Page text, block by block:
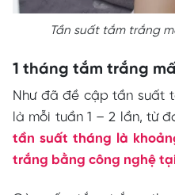
Tần suất tắm trắng
1 tháng tắm trắng
Như đã đề cập tần suất
là mỗi tuần 1 – 2 lần, từ
tần suất tháng là
trắng bằng công nghệ